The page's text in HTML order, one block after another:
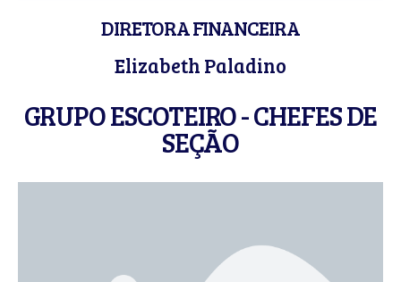
DIRETORA FINANCEIRA
Elizabeth Paladino
GRUPO ESCOTEIRO - CHEFES DE
SEÇÃO